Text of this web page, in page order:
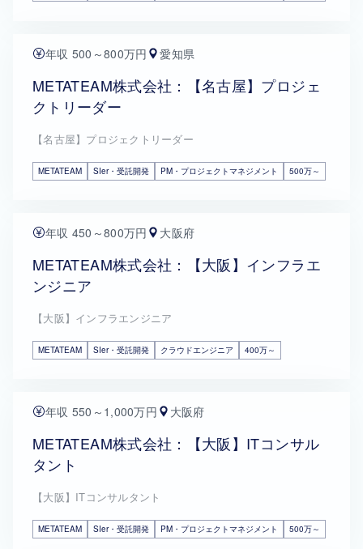
年収 500～800万円 愛知県
METATEAM株式会社：【名古屋】プロジェ
クトリーダー
【名古屋】プロジェクトリーダー
METATEAM SIer・受託開発 PM・プロジェクトマネジメント 500万～
年収 450～800万円 大阪府
METATEAM株式会社：【大阪】インフラエ
ンジニア
【大阪】インフラエンジニア
METATEAM SIer・受託開発 クラウドエンジニア 400万～
年収 550～1,000万円 大阪府
METATEAM株式会社：【大阪】ITコンサル
タント
【大阪】ITコンサルタント
METATEAM SIer・受託開発 PM・プロジェクトマネジメント 500万～